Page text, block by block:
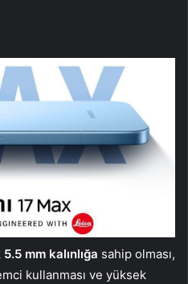
5.5 mm kalınlığa sahip olması,
kullanması ve yüksek